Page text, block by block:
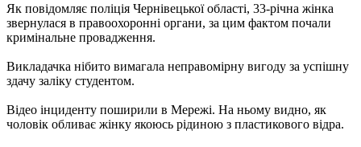
Як повідомляє поліція Чернівецької області, 33-річна жінка
звернулася в правоохоронні органи, за цим фактом почали
кримінальне провадження.
Викладачка нібито вимагала неправомірну вигоду за успішну
здачу заліку студентом.
Відео інциденту поширили в Мережі. На ньому видно, як
чоловік обливає жінку якоюсь рідиною з пластикового відра.